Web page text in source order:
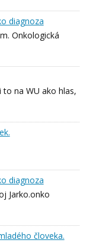
diagnoza
Onkologická
na WU ako hlas,
diagnoza
Jarko.onko
človeka.